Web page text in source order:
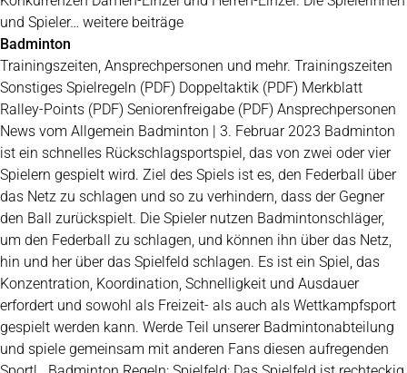
und Spieler… weitere beiträge
Badminton
Trainingszeiten, Ansprechpersonen und mehr. Trainingszeiten
Sonstiges Spielregeln (PDF) Doppeltaktik (PDF) Merkblatt
Ralley-Points (PDF) Seniorenfreigabe (PDF) Ansprechpersonen
News vom Allgemein Badminton | 3. Februar 2023 Badminton
ist ein schnelles Rückschlagsportspiel, das von zwei oder vier
Spielern gespielt wird. Ziel des Spiels ist es, den Federball über
das Netz zu schlagen und so zu verhindern, dass der Gegner
den Ball zurückspielt. Die Spieler nutzen Badmintonschläger,
um den Federball zu schlagen, und können ihn über das Netz,
hin und her über das Spielfeld schlagen. Es ist ein Spiel, das
Konzentration, Koordination, Schnelligkeit und Ausdauer
erfordert und sowohl als Freizeit- als auch als Wettkampfsport
gespielt werden kann. Werde Teil unserer Badmintonabteilung
und spiele gemeinsam mit anderen Fans diesen aufregenden